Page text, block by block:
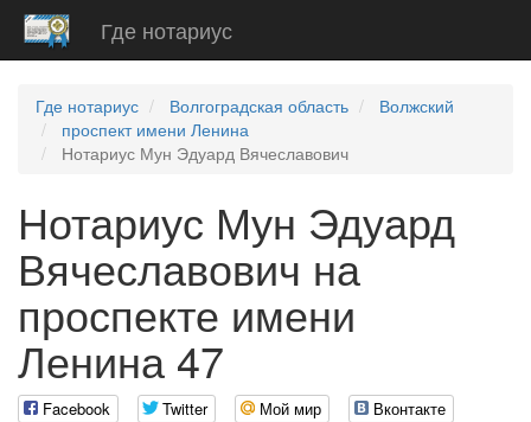
Где нотариус
Где нотариус Волгоградская область
Волжский
проспект имени Ленина
Нотариус Мун Эдуард Вячеславович
Нотариус Мун Эдуард
Вячеславович на
проспекте имени
Ленина 47
Facebook Twitter Мой мир
Вконтакте